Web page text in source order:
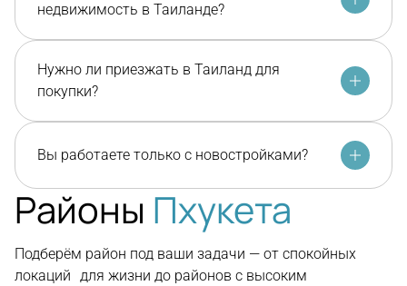
недвижимость в Таиланде?
Нужно ли приезжать в Таиланд для
покупки?
Вы работаете только с новостройками?
Районы Пхукета
Подберём район под ваши задачи — от спокойных
локаций для жизни до районов с высоким